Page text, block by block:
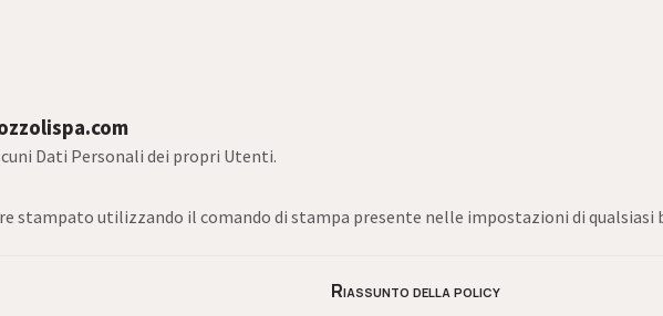
Dati Personali dei propri Utenti.
stampato utilizzando il comando di stampa presente nelle impostazioni di qualsiasi
Riassunto della policy